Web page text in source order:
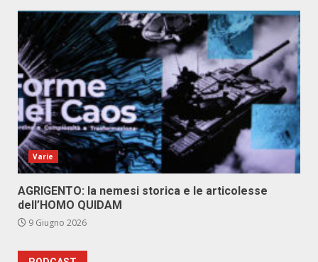
Varie
AGRIGENTO: la nemesi storica e le articolesse
dell’HOMO QUIDAM
9 Giugno 2026